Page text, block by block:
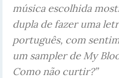
música escolhida
dupla de fazer uma
português, com
um sampler de My
Como não curtir?”